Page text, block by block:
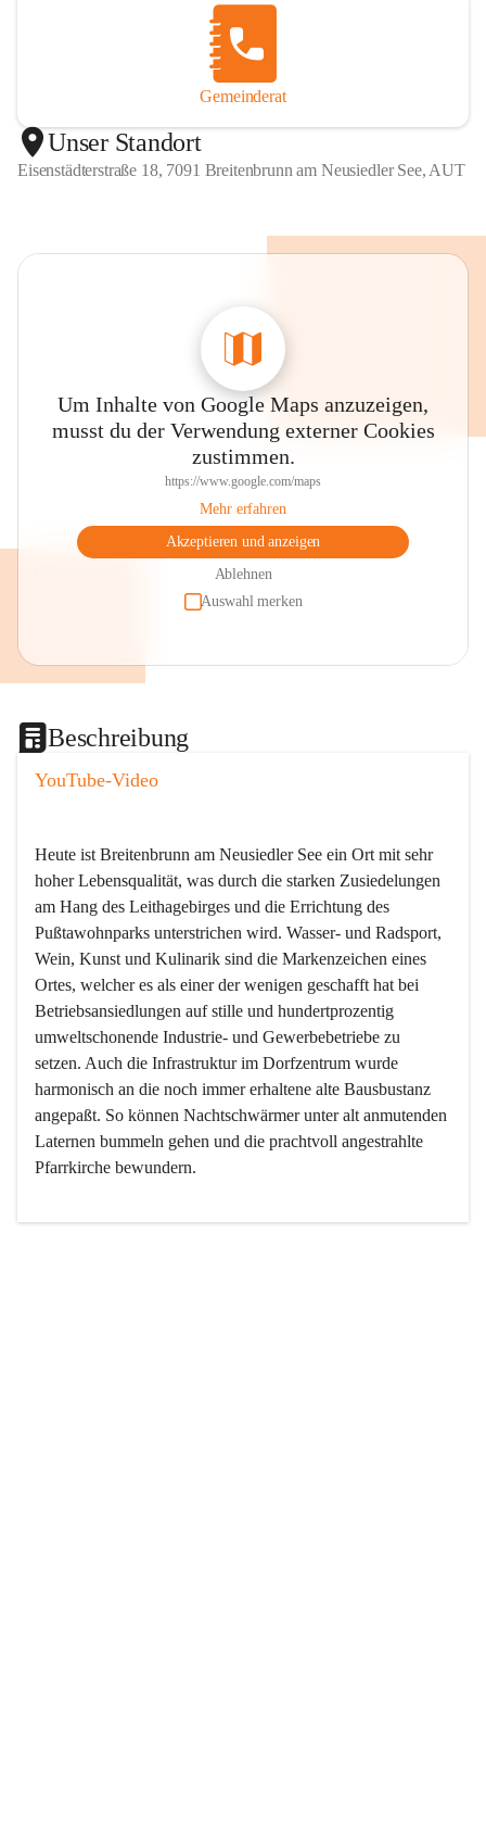
Gemeinderat
Unser Standort
Eisenstädterstraße 18, 7091 Breitenbrunn am Neusiedler See, AUT
Um Inhalte von Google Maps anzuzeigen,
musst du der Verwendung externer Cookies
zustimmen.
https://www.google.com/maps
Mehr erfahren
Akzeptieren und anzeigen
Ablehnen
Auswahl merken
Beschreibung
YouTube-Video
Heute ist Breitenbrunn am Neusiedler See ein Ort mit sehr
hoher Lebensqualität, was durch die starken Zusiedelungen
am Hang des Leithagebirges und die Errichtung des
Pußtawohnparks unterstrichen wird. Wasser- und Radsport,
Wein, Kunst und Kulinarik sind die Markenzeichen eines
Ortes, welcher es als einer der wenigen geschafft hat bei
Betriebsansiedlungen auf stille und hundertprozentig
umweltschonende Industrie- und Gewerbebetriebe zu
setzen. Auch die Infrastruktur im Dorfzentrum wurde
harmonisch an die noch immer erhaltene alte Bausbustanz
angepaßt. So können Nachtschwärmer unter alt anmutenden
Laternen bummeln gehen und die prachtvoll angestrahlte
Pfarrkirche bewundern.
Der Weinbau dominert heute nicht mehr, ist aber integrativer